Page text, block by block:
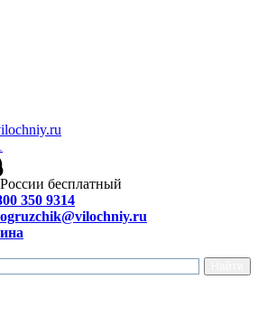
бесплатный
350 9314